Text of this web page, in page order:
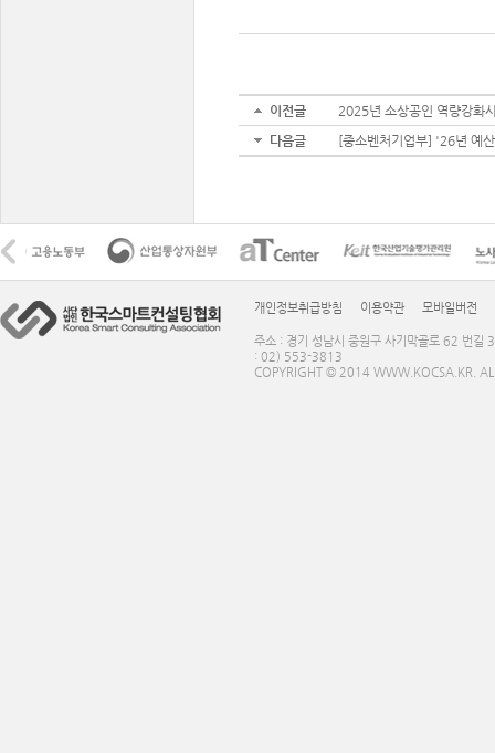
이전글
2025년 소상공인 역량강화
다음글
[중소벤처기업부] '26년 예
개인정보취급방침 이용약관 모바일버전
주소 : 경기 성남시 중원구 사기막골로 62 번
: 02) 553-3813
COPYRIGHT © 2014 WWW.KOCSA.KR.